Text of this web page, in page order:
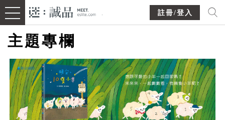
註冊/登入
主題專欄